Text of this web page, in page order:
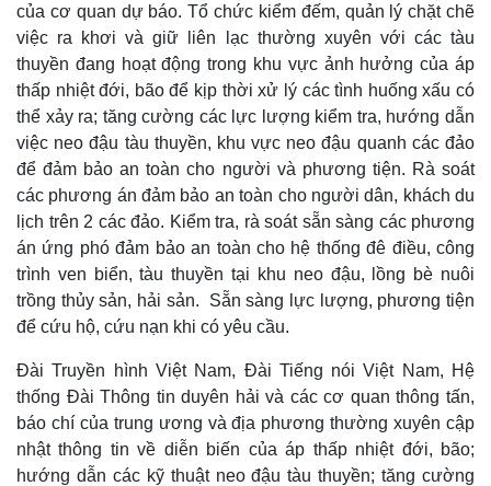
Thế giới
Quan sát
Cuộc sống đó đây
Hồ sơ
Multimedia
Video
Ảnh
E-Magazine
Infographic
của cơ quan dự báo. Tổ chức kiểm đếm, quản lý chặt chẽ
việc ra khơi và giữ liên lạc thường xuyên với các tàu
thuyền đang hoạt động trong khu vực ảnh hưởng của áp
thấp nhiệt đới, bão để kịp thời xử lý các tình huống xấu có
thể xảy ra; tăng cường các lực lượng kiểm tra, hướng dẫn
việc neo đậu tàu thuyền, khu vực neo đậu quanh các đảo
để đảm bảo an toàn cho người và phương tiện. Rà soát
các phương án đảm bảo an toàn cho người dân, khách du
lịch trên 2 các đảo. Kiểm tra, rà soát sẵn sàng các phương
án ứng phó đảm bảo an toàn cho hệ thống đê điều, công
trình ven biển, tàu thuyền tại khu neo đậu, lồng bè nuôi
trồng thủy sản, hải sản. Sẵn sàng lực lượng, phương tiện
để cứu hộ, cứu nạn khi có yêu cầu.
Đài Truyền hình Việt Nam, Đài Tiếng nói Việt Nam, Hệ
thống Đài Thông tin duyên hải và các cơ quan thông tấn,
báo chí của trung ương và địa phương thường xuyên cập
nhật thông tin về diễn biến của áp thấp nhiệt đới, bão;
hướng dẫn các kỹ thuật neo đậu tàu thuyền; tăng cường